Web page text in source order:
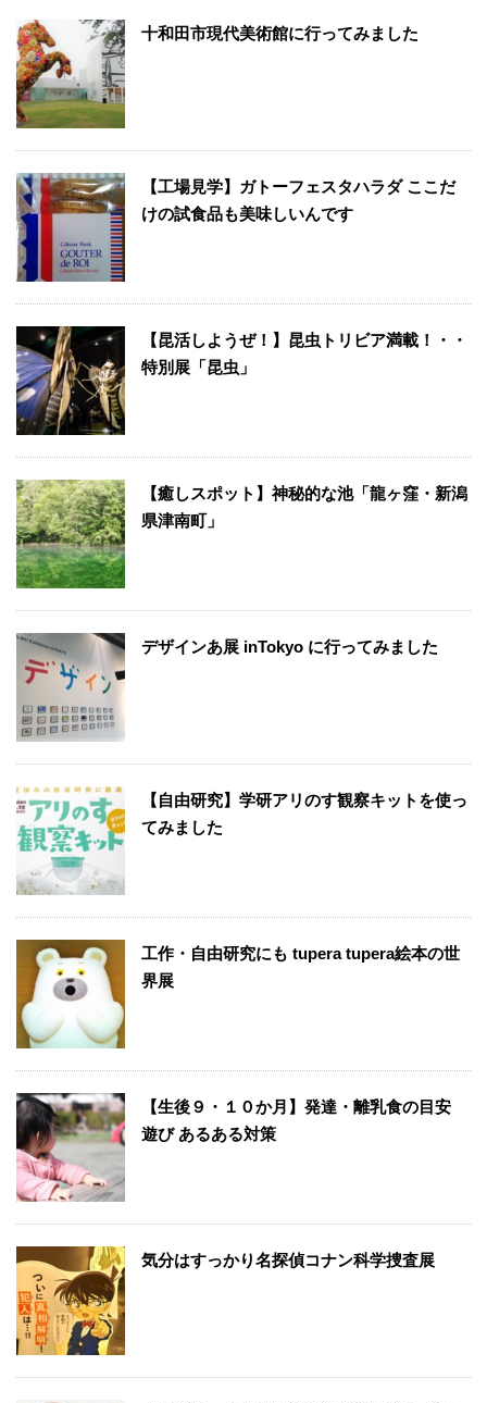
十和田市現代美術館に行ってみました
【工場見学】ガトーフェスタハラダ ここだ
けの試食品も美味しいんです
【昆活しようぜ！】昆虫トリビア満載！・・
特別展「昆虫」
【癒しスポット】神秘的な池「龍ヶ窪・新潟
県津南町」
デザインあ展 inTokyo に行ってみました
【自由研究】学研アリのす観察キットを使っ
てみました
工作・自由研究にも tupera tupera絵本の世
界展
【生後９・１０か月】発達・離乳食の目安
遊び あるある対策
気分はすっかり名探偵コナン科学捜査展